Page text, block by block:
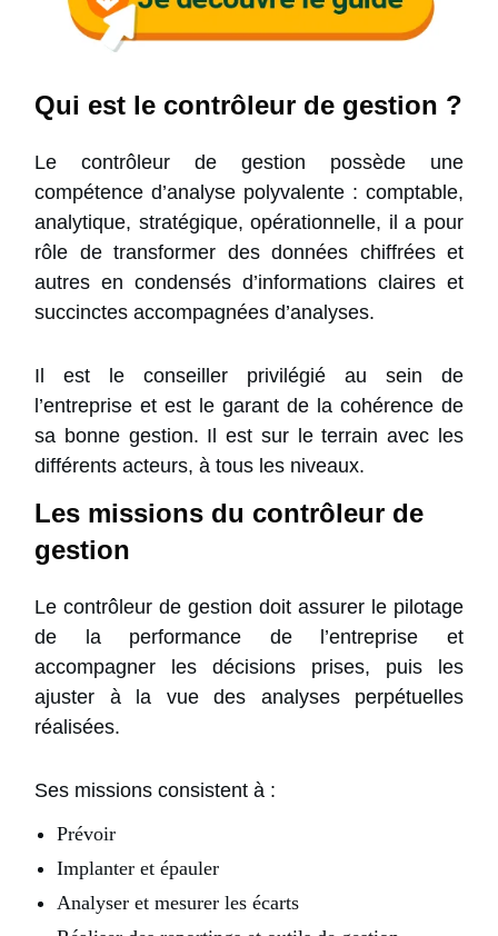
Qui est le contrôleur de gestion ?
Le contrôleur de gestion possède une
compétence d’analyse polyvalente : comptable,
analytique, stratégique, opérationnelle, il a pour
rôle de transformer des données chiffrées et
autres en condensés d’informations claires et
succinctes accompagnées d’analyses.
Il est le conseiller privilégié au sein de
l’entreprise et est le garant de la cohérence de
sa bonne gestion. Il est sur le terrain avec les
différents acteurs, à tous les niveaux.
Les missions du contrôleur de
gestion
Le contrôleur de gestion doit assurer le pilotage
de la performance de l’entreprise et
accompagner les décisions prises, puis les
ajuster à la vue des analyses perpétuelles
réalisées.
Ses missions consistent à :
Prévoir
Implanter et épauler
Analyser et mesurer les écarts